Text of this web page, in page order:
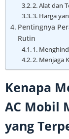
2. Alat dan
3. Harga
Pentingnya
Rutin
1.
2. Menjaga
Kenapa
AC Mobil
yang